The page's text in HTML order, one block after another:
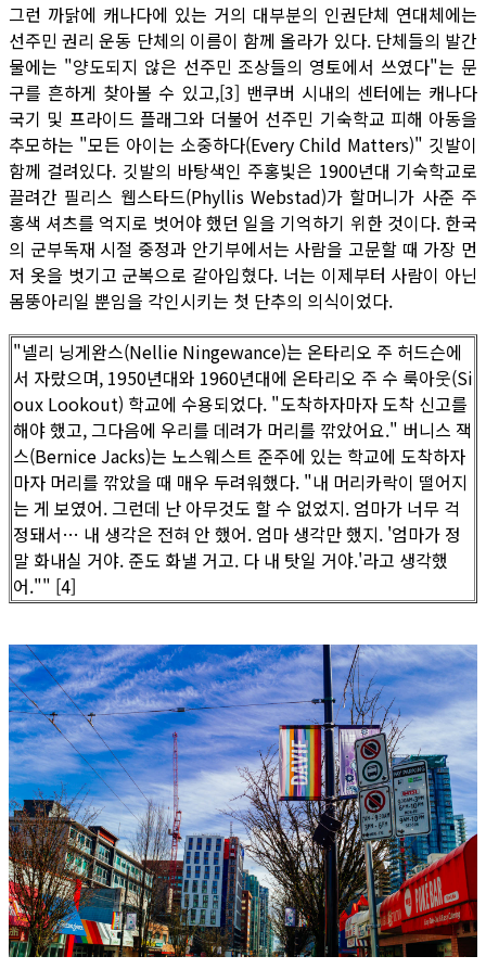
그런 까닭에 캐나다에 있는 거의 대부분의 인권단체 연대체에는
선주민 권리 운동 단체의 이름이 함께 올라가 있다. 단체들의 발간
물에는 "양도되지 않은 선주민 조상들의 영토에서 쓰였다"는 문
구를 흔하게 찾아볼 수 있고,[3] 밴쿠버 시내의 센터에는 캐나다
국기 및 프라이드 플래그와 더불어 선주민 기숙학교 피해 아동을
추모하는 "모든 아이는 소중하다(Every Child Matters)" 깃발이
함께 걸려있다. 깃발의 바탕색인 주홍빛은 1900년대 기숙학교로
끌려간 필리스 웹스타드(Phyllis Webstad)가 할머니가 사준 주
홍색 셔츠를 억지로 벗어야 했던 일을 기억하기 위한 것이다. 한국
의 군부독재 시절 중정과 안기부에서는 사람을 고문할 때 가장 먼
저 옷을 벗기고 군복으로 갈아입혔다. 너는 이제부터 사람이 아닌
몸뚱아리일 뿐임을 각인시키는 첫 단추의 의식이었다.
"넬리 닝게완스(Nellie Ningewance)는 온타리오 주 허드슨에
서 자랐으며, 1950년대와 1960년대에 온타리오 주 수 룩아웃(Si
oux Lookout) 학교에 수용되었다. "도착하자마자 도착 신고를
해야 했고, 그다음에 우리를 데려가 머리를 깎았어요." 버니스 잭
스(Bernice Jacks)는 노스웨스트 준주에 있는 학교에 도착하자
마자 머리를 깎았을 때 매우 두려워했다. "내 머리카락이 떨어지
는 게 보였어. 그런데 난 아무것도 할 수 없었지. 엄마가 너무 걱
정돼서… 내 생각은 전혀 안 했어. 엄마 생각만 했지. '엄마가 정
말 화내실 거야. 준도 화낼 거고. 다 내 탓일 거야.'라고 생각했
어."" [4]